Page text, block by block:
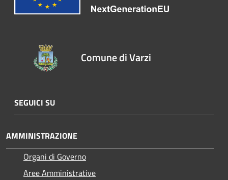
Comune di Varzi
SEGUICI SU
AMMINISTRAZIONE
Organi di Governo
Aree Amministrative